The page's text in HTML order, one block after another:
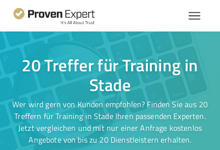
20 Treffer für Training in
Stade
Wer wird gern von Kunden empfohlen? Finden Sie aus 20
Treffern für Training in Stade Ihren passenden Experten.
Jetzt vergleichen und mit nur einer Anfrage kostenlos
Angebote von bis zu 20 Dienstleistern erhalten.